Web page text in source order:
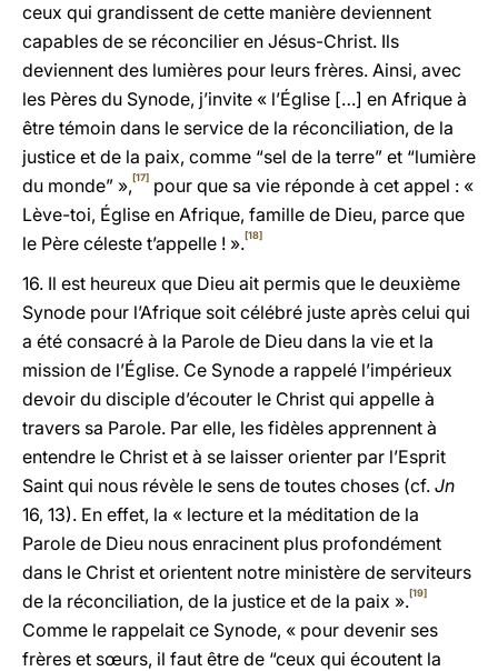
ceux qui grandissent de cette manière deviennent
capables de se réconcilier en Jésus-Christ. Ils
deviennent des lumières pour leurs frères. Ainsi, avec
les Pères du Synode, j’invite « l’Église […] en Afrique à
être témoin dans le service de la réconciliation, de la
justice et de la paix, comme “sel de la terre” et “lumière
du monde” »,[17] pour que sa vie réponde à cet appel : «
Lève-toi, Église en Afrique, famille de Dieu, parce que
le Père céleste t’appelle ! ».[18]
16. Il est heureux que Dieu ait permis que le deuxième
Synode pour l’Afrique soit célébré juste après celui qui
a été consacré à la Parole de Dieu dans la vie et la
mission de l’Église. Ce Synode a rappelé l’impérieux
devoir du disciple d’écouter le Christ qui appelle à
travers sa Parole. Par elle, les fidèles apprennent à
entendre le Christ et à se laisser orienter par l’Esprit
Saint qui nous révèle le sens de toutes choses (cf. Jn
16, 13). En effet, la « lecture et la méditation de la
Parole de Dieu nous enracinent plus profondément
dans le Christ et orientent notre ministère de serviteurs
de la réconciliation, de la justice et de la paix ».[19]
Comme le rappelait ce Synode, « pour devenir ses
frères et sœurs, il faut être de “ceux qui écoutent la